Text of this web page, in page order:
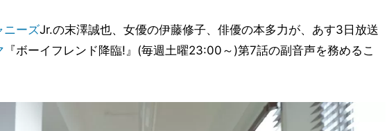
ニーズJr.の末澤誠也、女優の伊藤修子、俳優の本多力が、あす3日放送
『ボーイフレンド降臨!』(毎週土曜23:00～)第7話の副音声を務めるこ